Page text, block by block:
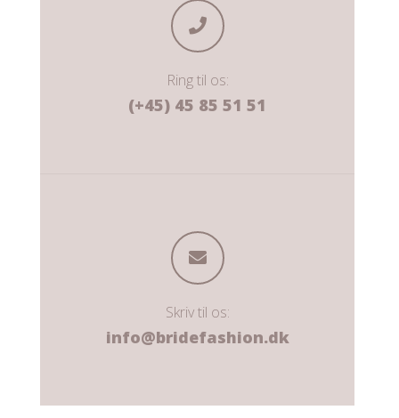
Ring til os:
(+45) 45 85 51 51
Skriv til os:
info@bridefashion.dk